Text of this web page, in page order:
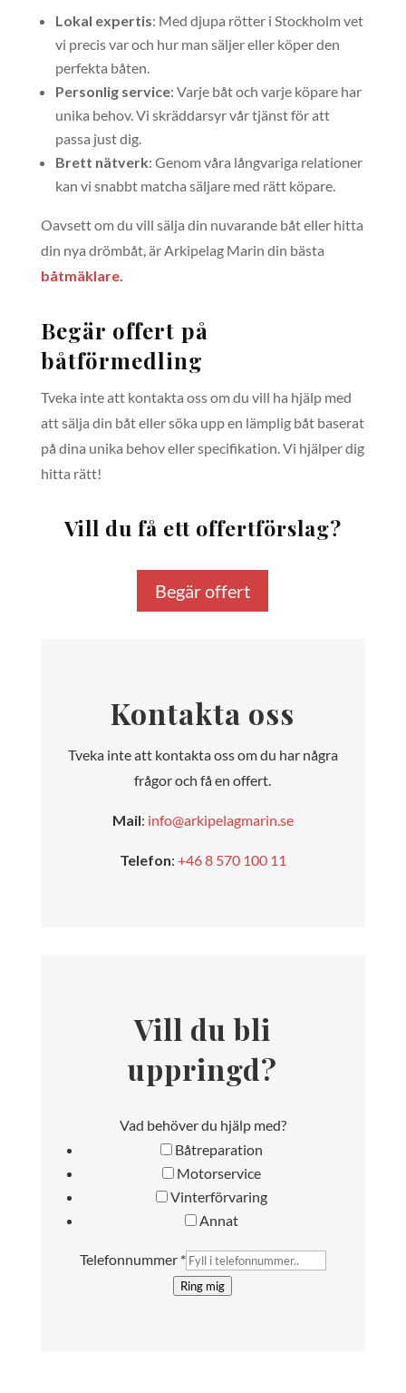
Lokal expertis: Med djupa rötter i Stockholm vet
vi precis var och hur man säljer eller köper den
perfekta båten.
Personlig service: Varje båt och varje köpare har
unika behov. Vi skräddarsyr vår tjänst för att
passa just dig.
Brett nätverk: Genom våra långvariga relationer
kan vi snabbt matcha säljare med rätt köpare.
Oavsett om du vill sälja din nuvarande båt eller hitta
din nya drömbåt, är Arkipelag Marin din bästa
båtmäklare.
Begär offert på
båtförmedling
Tveka inte att kontakta oss om du vill ha hjälp med
att sälja din båt eller söka upp en lämplig båt baserat
på dina unika behov eller specifikation. Vi hjälper dig
hitta rätt!
Vill du få ett offertförslag?
Begär offert
Kontakta oss
Tveka inte att kontakta oss om du har några
frågor och få en offert.
Mail: info@arkipelagmarin.se
Telefon: +46 8 570 100 11
Vill du bli
uppringd?
Vad behöver du hjälp med?
Båtreparation
Motorservice
Vinterförvaring
Annat
Telefonnummer *
Ring mig